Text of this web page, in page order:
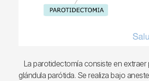
La parotidectomía consiste en extraer
glándula parótida. Se realiza bajo